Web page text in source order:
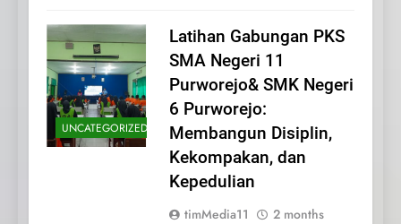
UNCATEGORIZED
Latihan Gabungan PKS
SMA Negeri 11
Purworejo& SMK Negeri
6 Purworejo:
Membangun Disiplin,
Kekompakan, dan
Kepedulian
timMedia11
2 months